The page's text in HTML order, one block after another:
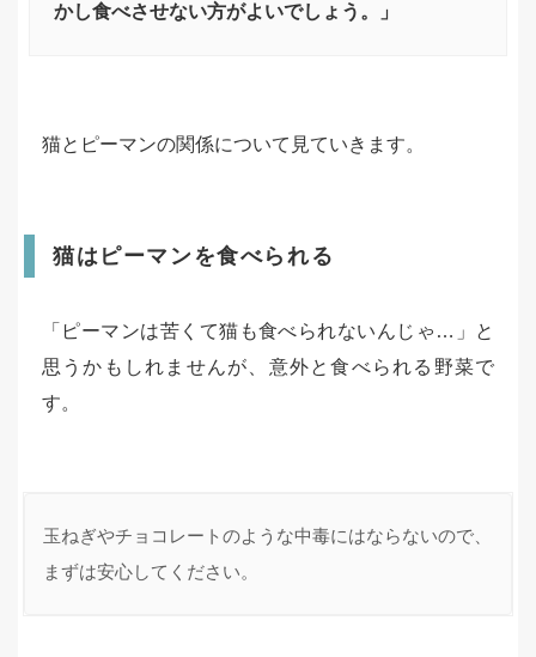
かし食べさせない方がよいでしょう。」
猫とピーマンの関係について見ていきます。
猫はピーマンを食べられる
「ピーマンは苦くて猫も食べられないんじゃ…」と
思うかもしれませんが、意外と食べられる野菜で
す。
玉ねぎやチョコレートのような中毒にはならないので、
まずは安心してください。